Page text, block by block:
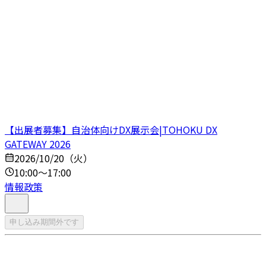
【出展者募集】自治体向けDX展示会|TOHOKU DX
GATEWAY 2026
2026/10/20（火）
10:00～17:00
情報政策
申し込み期間外です